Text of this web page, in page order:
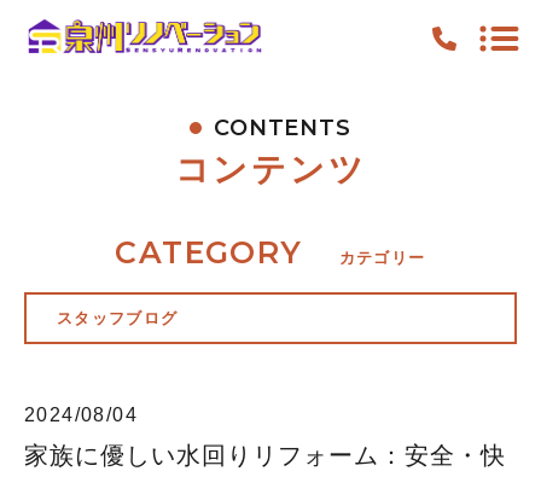
FEATURE
WORK
NEWS
CONTENTS
ACCESS
CONTENTS
コンテンツ
2024/08/04
家族に優しい水回りリフォーム：安全・快
CATEGORY カテゴリー
スタッフブログ